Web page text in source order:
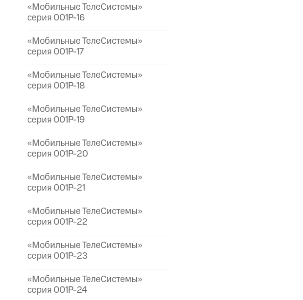
«Мобильные ТелеСистемы»
серия 001P-16
«Мобильные ТелеСистемы»
серия 001P-17
«Мобильные ТелеСистемы»
серия 001P-18
«Мобильные ТелеСистемы»
серия 001P-19
«Мобильные ТелеСистемы»
серия 001P-20
«Мобильные ТелеСистемы»
серия 001P-21
«Мобильные ТелеСистемы»
серия 001P-22
«Мобильные ТелеСистемы»
серия 001P-23
«Мобильные ТелеСистемы»
серия 001P-24